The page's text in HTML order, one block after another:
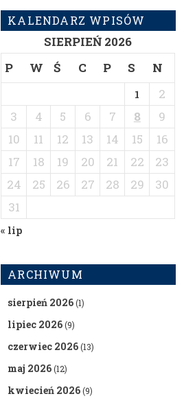
KALENDARZ WPISÓW
SIERPIEŃ 2026
P
W Ś C P S N
1
2
3
4 5 6 7 8
9
10
11 12 13 14 15
16
17
18 19 20 21 22
23
24
25 26 27 28 29
30
31
« lip
ARCHIWUM
sierpień 2026(1)
lipiec 2026(9)
czerwiec 2026(13)
maj 2026(12)
kwiecień 2026(9)